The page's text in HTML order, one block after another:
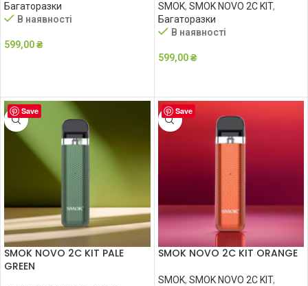
Багаторазки
В наявності
599,00₴
SMOK, SMOK NOVO 2C KIT,
Багаторазки
В наявності
599,00₴
Save
SMOK NOVO 2C KIT PALE
GREEN
Save
SMOK NOVO 2C KIT ORANGE
SMOK, SMOK NOVO 2C KIT,